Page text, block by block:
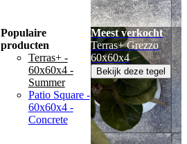
Populaire
producten
Terras+ -
60x60x4 -
Summer
Patio Square -
60x60x4 -
Concrete
Meest verkocht
Terras+ Grezzo
60x60x4
Bekijk deze tegel